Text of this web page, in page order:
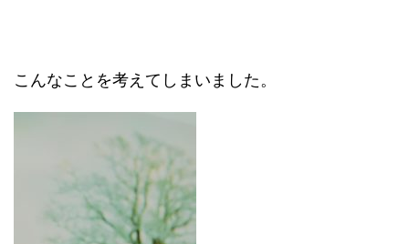
こんなことを考えてしまいました。